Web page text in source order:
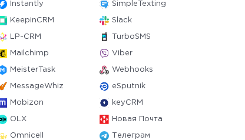
Instantly SimpleTexting
KeepinCRM Slack
LP-CRM TurboSMS
Mailchimp Viber
MeisterTask Webhooks
MessageWhiz eSputnik
Mobizon keyCRM
OLX Новая Почта
Omnicell Телеграм